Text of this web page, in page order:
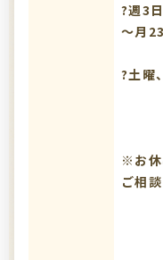
?週3
～月23
?土曜
※お休
ご相